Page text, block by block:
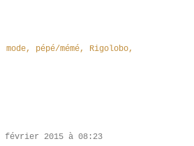
mode pépé/mémé
Rigolobo
février 2015 à 08:23